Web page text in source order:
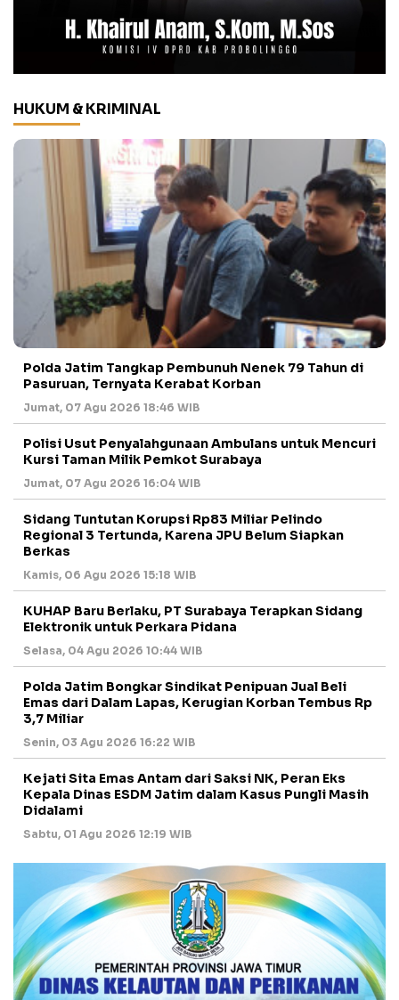
HUKUM & KRIMINAL
Polda Jatim Tangkap Pembunuh Nenek 79 Tahun di
Pasuruan, Ternyata Kerabat Korban
Jumat, 07 Agu 2026 18:46 WIB
Polisi Usut Penyalahgunaan Ambulans untuk Mencuri
Kursi Taman Milik Pemkot Surabaya
Jumat, 07 Agu 2026 16:04 WIB
Sidang Tuntutan Korupsi Rp83 Miliar Pelindo
Regional 3 Tertunda, Karena JPU Belum Siapkan
Berkas
Kamis, 06 Agu 2026 15:18 WIB
KUHAP Baru Berlaku, PT Surabaya Terapkan Sidang
Elektronik untuk Perkara Pidana
Selasa, 04 Agu 2026 10:44 WIB
Polda Jatim Bongkar Sindikat Penipuan Jual Beli
Emas dari Dalam Lapas, Kerugian Korban Tembus Rp
3,7 Miliar
Senin, 03 Agu 2026 16:22 WIB
Kejati Sita Emas Antam dari Saksi NK, Peran Eks
Kepala Dinas ESDM Jatim dalam Kasus Pungli Masih
Didalami
Sabtu, 01 Agu 2026 12:19 WIB